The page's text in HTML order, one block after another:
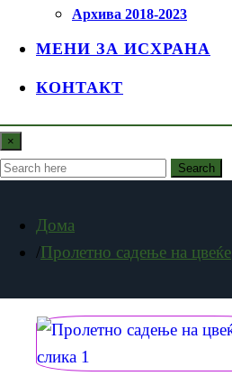
Архива 2018-2023
МЕНИ ЗА ИСХРАНА
КОНТАКТ
×
Search
Дома
Пролетно садење на цвеќе